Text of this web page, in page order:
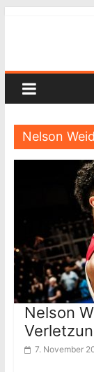
Nelson
Nelson
7. November